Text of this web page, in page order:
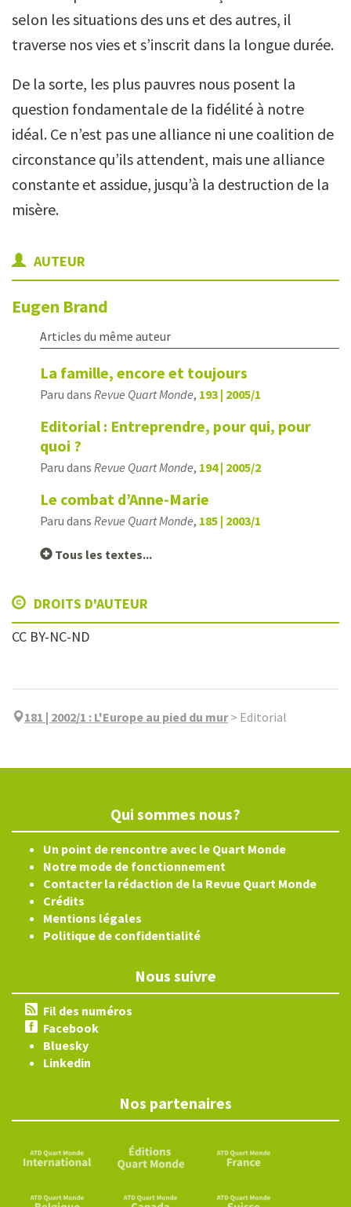
selon les situations des uns et des autres, il
traverse nos vies et s’inscrit dans la longue durée.
De la sorte, les plus pauvres nous posent la
question fondamentale de la fidélité à notre
idéal. Ce n’est pas une alliance ni une coalition de
circonstance qu’ils attendent, mais une alliance
constante et assidue, jusqu’à la destruction de la
misère.
AUTEUR
Eugen Brand
Articles du même auteur
La famille, encore et toujours
Paru dans Revue Quart Monde, 193 | 2005/1
Editorial : Entreprendre, pour qui, pour
quoi ?
Paru dans Revue Quart Monde, 194 | 2005/2
Le combat d’Anne-Marie
Paru dans Revue Quart Monde, 185 | 2003/1
Tous les textes...
DROITS D'AUTEUR
CC BY-NC-ND
181 | 2002/1 : L'Europe au pied du mur> Editorial
Qui sommes nous?
Un point de rencontre avec le Quart Monde
Notre mode de fonctionnement
Contacter la rédaction de la Revue Quart Monde
Crédits
Mentions légales
Politique de confidentialité
Nous suivre
Fil des numéros
Facebook
Bluesky
Linkedin
Nos partenaires